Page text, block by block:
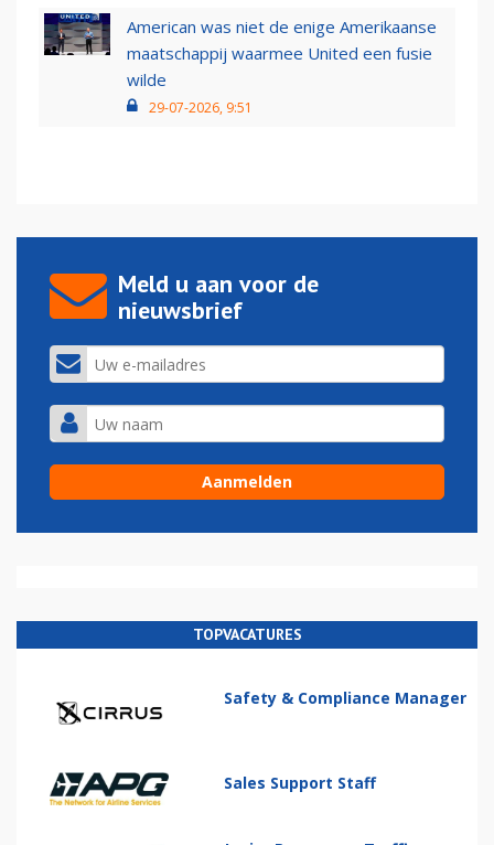
American was niet de enige Amerikaanse
maatschappij waarmee United een fusie
wilde
29-07-2026, 9:51
Meld u aan voor de
nieuwsbrief
TOPVACATURES
Safety & Compliance Manager
Sales Support Staff